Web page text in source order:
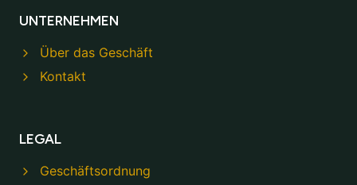
UNTERNEHMEN
Über das Geschäft
Kontakt
LEGAL
Geschäftsordnung